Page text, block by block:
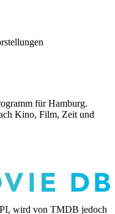
für Hamburg.
Kino, Film, Zeit und
wird von TMDB jedoch